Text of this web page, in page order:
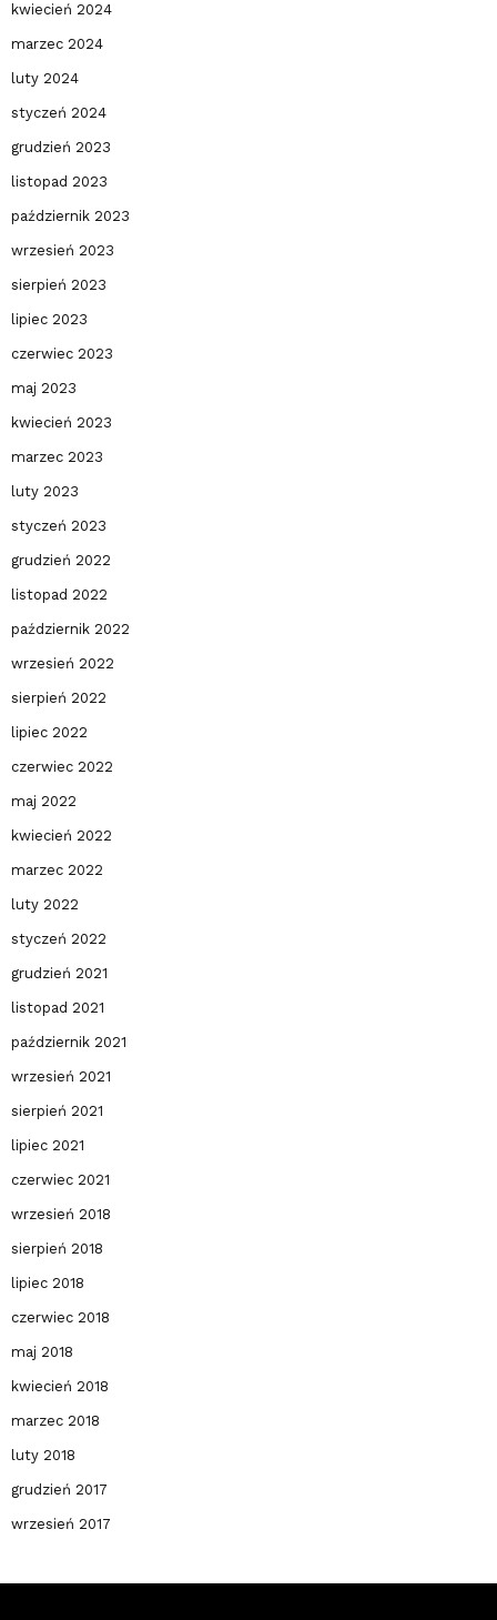
kwiecień 2024
marzec 2024
luty 2024
styczeń 2024
grudzień 2023
listopad 2023
październik 2023
wrzesień 2023
sierpień 2023
lipiec 2023
czerwiec 2023
maj 2023
kwiecień 2023
marzec 2023
luty 2023
styczeń 2023
grudzień 2022
listopad 2022
październik 2022
wrzesień 2022
sierpień 2022
lipiec 2022
czerwiec 2022
maj 2022
kwiecień 2022
marzec 2022
luty 2022
styczeń 2022
grudzień 2021
listopad 2021
październik 2021
wrzesień 2021
sierpień 2021
lipiec 2021
czerwiec 2021
wrzesień 2018
sierpień 2018
lipiec 2018
czerwiec 2018
maj 2018
kwiecień 2018
marzec 2018
luty 2018
grudzień 2017
wrzesień 2017